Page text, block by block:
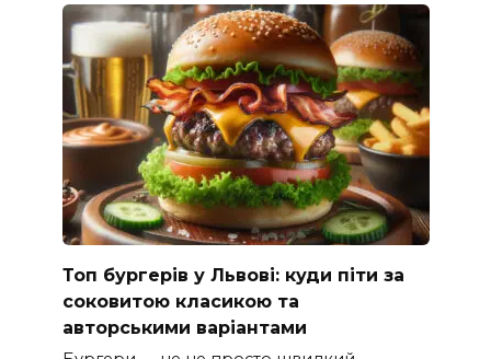
Топ бургерів у Львові: куди піти за
соковитою класикою та
авторськими варіантами